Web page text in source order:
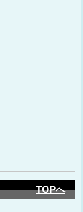
TOPへ